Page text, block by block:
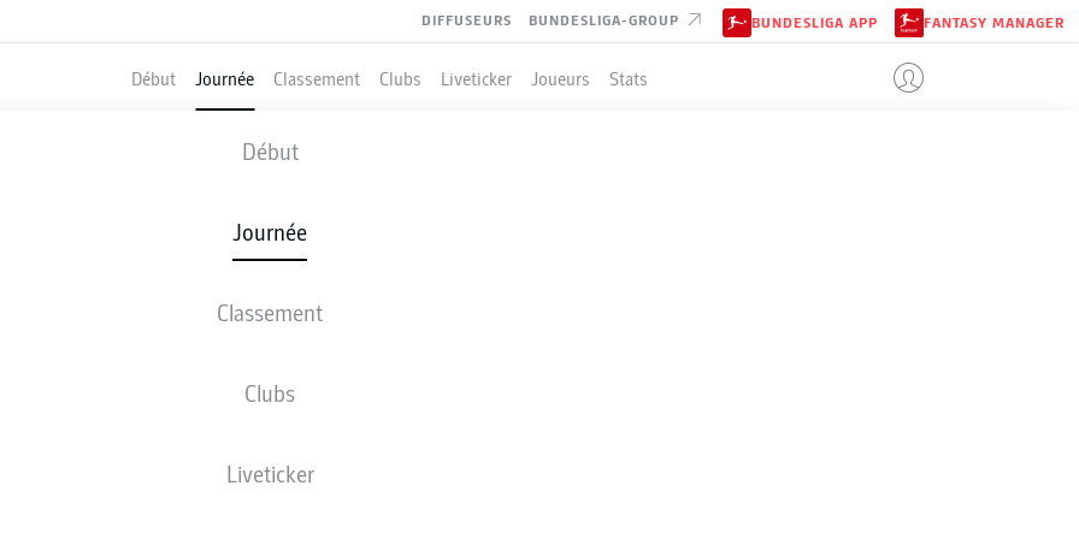
DIFFUSEURS BUNDESLIGA-GROUP BUNDESLIGA APP FANTASY MANAGER
Début Journée Classement Clubs Liveticker Joueurs Stats
Début
Journée
Classement
Clubs
Liveticker
WOLFSBURG - COLOGNE
2 3
COMPOSITIONS STATISTIQUES